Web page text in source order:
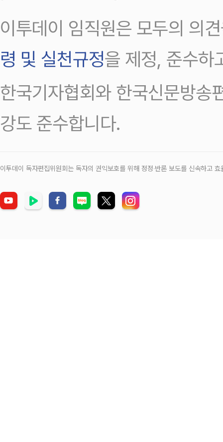
이투데이 임직원은 모두의 의
령 및 실천규정을 제정, 준수하
한국기자협회와 한국신문방송
강도 준수합니다.
이투데이 독자편집위원회는 독자의 권익보호를 위해 정정‧반론 보도를 신속하고